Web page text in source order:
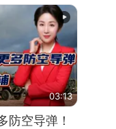
03:13
防空导弹！